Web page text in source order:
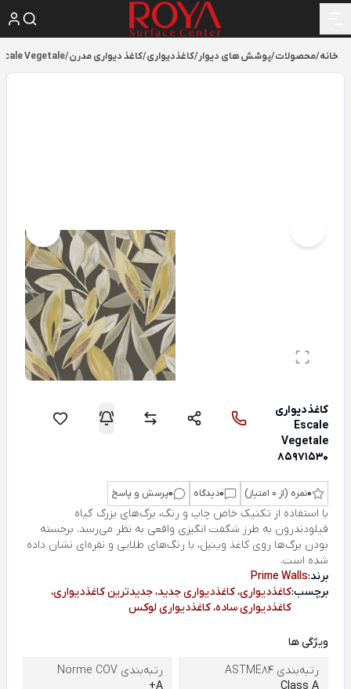
خانه/محصولات/پوشش های دیوار/کاغذدیواری/کاغذ دیواری مدرن/
Vegetale
کاغذ‌دیواری
Escale
Vegetale
85971530
0نمره (از 0 امتیاز) 0دیدگاه 0پرسش و پاسخ
با استفاده از تکنیک خاص چاپ و رنگ، برگ‌های بزرگ گیاه
فیلودندرون به طرز شگفت انگیزی واقعی به نظر می‌رسد. برجسته
بودن برگ‌ها روی کاغذ وینیل، با رنگ‌های طلایی و نقره‌ای نشان داده
شده است.
برند:Prime Walls
برچسب:کاغذدیواری، کاغذدیواری جدید، جدیدترین کاغذدیواری،
کاغذدیواری ساده، کاغذدیواری لوکس
ویژگی ها
رتبه‌بندی ASTME84
رتبه‌بندی Norme COV